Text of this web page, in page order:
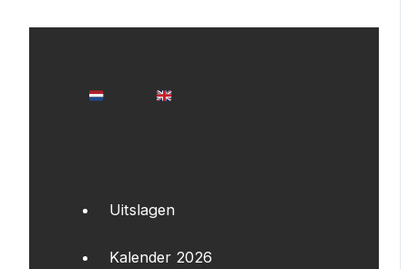
Uitslagen
Kalender 2026